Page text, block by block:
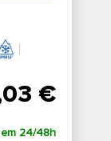
€
24/48h